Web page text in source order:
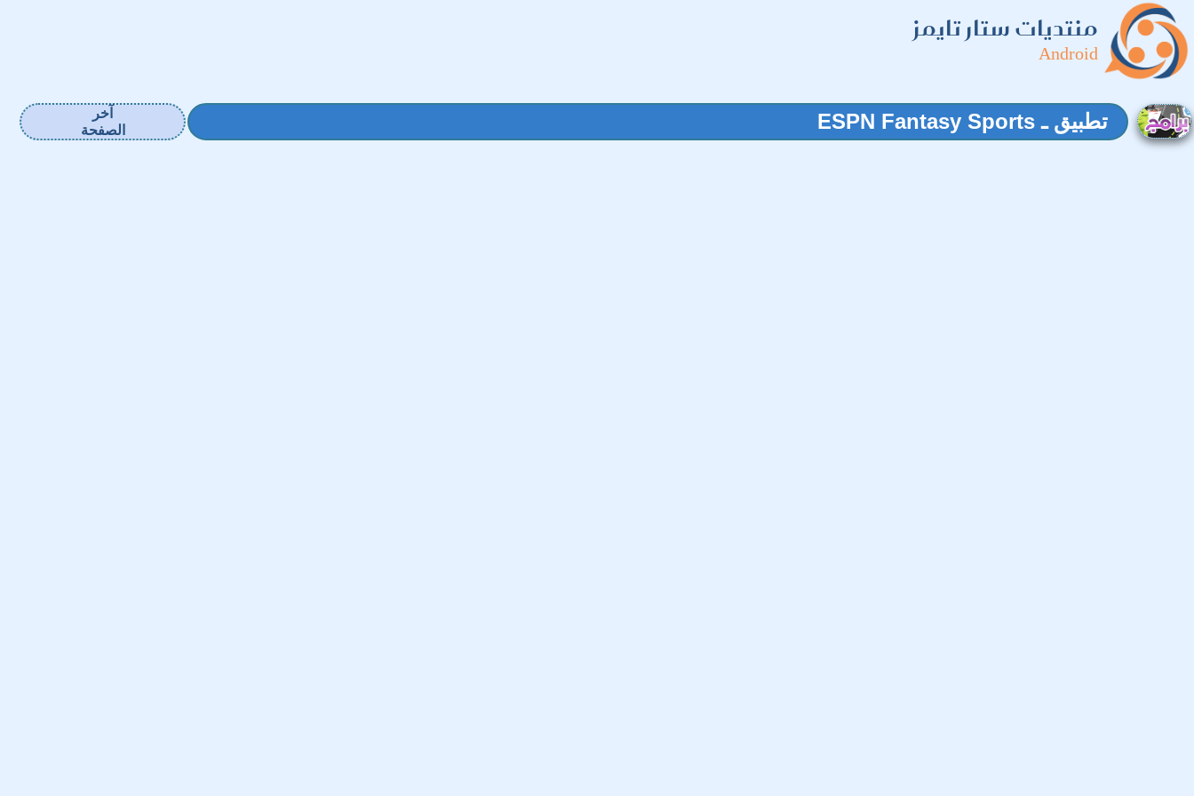
منتديات ستار تايمز
Android
تطبيق ـ ESPN Fantasy Sports
آخر
الصفحة